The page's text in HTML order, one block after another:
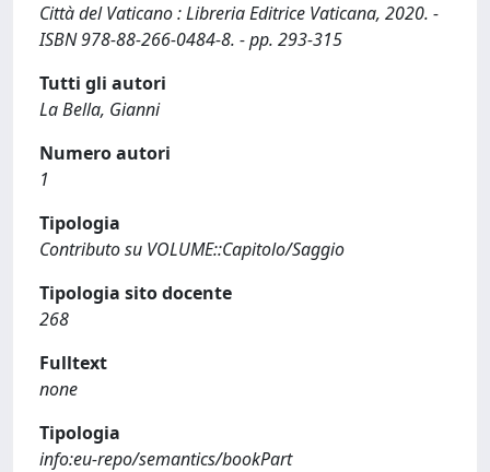
Città del Vaticano : Libreria Editrice Vaticana, 2020. -
ISBN 978-88-266-0484-8. - pp. 293-315
Tutti gli autori
La Bella, Gianni
Numero autori
1
Tipologia
Contributo su VOLUME::Capitolo/Saggio
Tipologia sito docente
268
Fulltext
none
Tipologia
info:eu-repo/semantics/bookPart